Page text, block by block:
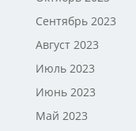
Сентябрь 2023
Август 2023
Июль 2023
Июнь 2023
Май 2023